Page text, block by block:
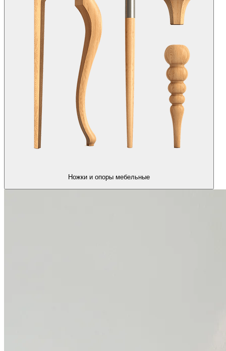
Ножки и опоры мебельные